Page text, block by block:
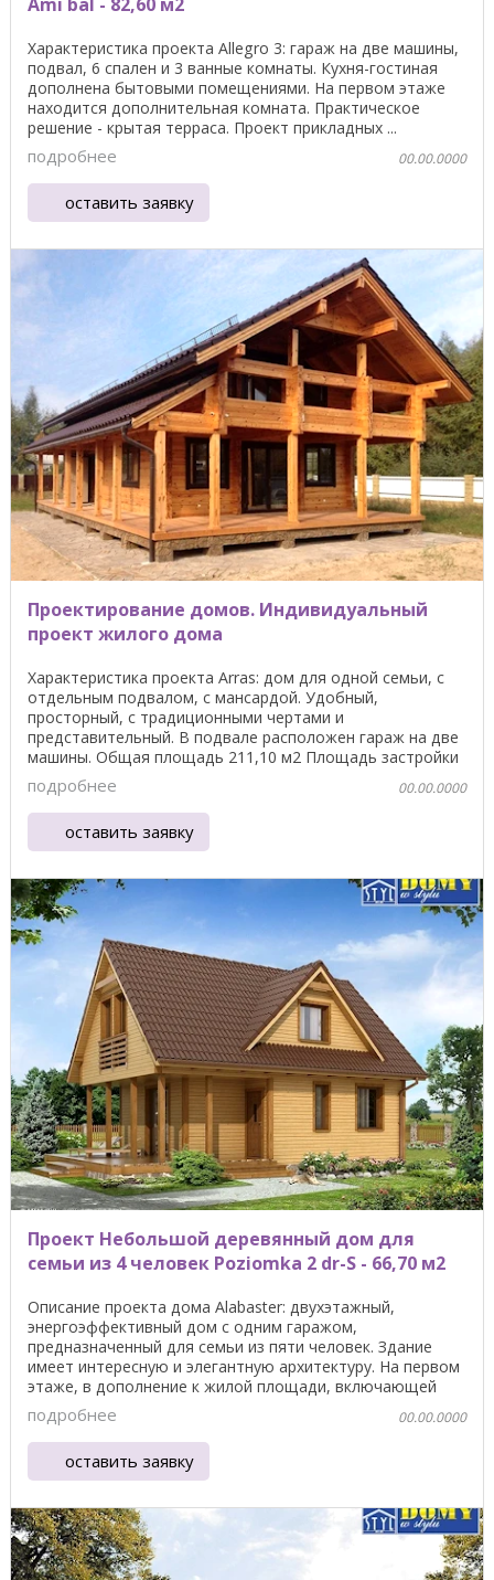
Характеристика проекта Allegro 3: гараж на две машины,
подвал, 6 спален и 3 ванные комнаты. Кухня-гостиная
дополнена бытовыми помещениями. На первом этаже
находится дополнительная комната. Практическое
решение - крытая терраса. Проект прикладных ...
подробнее 00.00.0000
оставить заявку
Проектирование домов. Индивидуальный
проект жилого дома
Характеристика проекта Arras: дом для одной семьи, с
отдельным подвалом, с мансардой. Удобный,
просторный, с традиционными чертами и
представительный. В подвале расположен гараж на две
машины. Общая площадь 211,10 м2 Площадь застройки
174,70 м2 ...
подробнее 00.00.0000
оставить заявку
Проект Небольшой деревянный дом для
семьи из 4 человек Poziomka 2 dr-S - 66,70 м2
Описание проекта дома Alabaster: двухэтажный,
энергоэффективный дом с одним гаражом,
предназначенный для семьи из пяти человек. Здание
имеет интересную и элегантную архитектуру. На первом
этаже, в дополнение к жилой площади, включающей
гостиную, ...
подробнее 00.00.0000
оставить заявку